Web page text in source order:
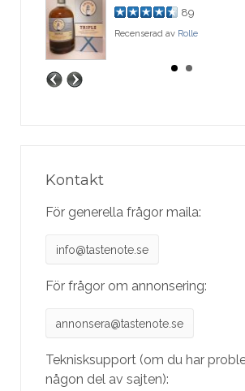
89
Recenserad av Rolle
Kontakt
För generella frågor maila:
info@tastenote.se
För frågor om annonsering:
annonsera@tastenote.se
Teknisksupport (om du har
någon del av sajten):